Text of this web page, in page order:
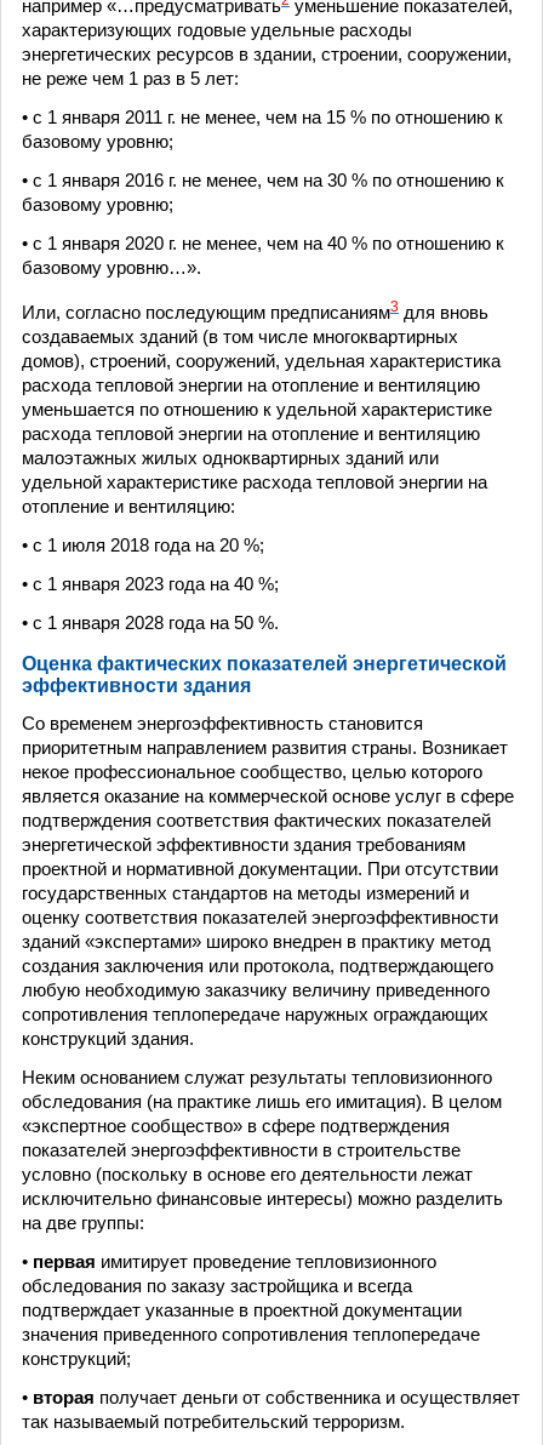
например «…предусматривать
уменьшение показателей,
характеризующих годовые удельные расходы
энергетических ресурсов в здании, строении, сооружении,
не реже чем 1 раз в 5 лет:
• с 1 января 2011 г. не менее, чем на 15 % по отношению к
базовому уровню;
• с 1 января 2016 г. не менее, чем на 30 % по отношению к
базовому уровню;
• с 1 января 2020 г. не менее, чем на 40 % по отношению к
базовому уровню…».
Или, согласно последующим предписаниям3 для вновь
создаваемых зданий (в том числе многоквартирных
домов), строений, сооружений, удельная характеристика
расхода теп­ловой энергии на отопление и вентиляцию
уменьшается по отношению к удельной характеристике
расхода тепловой энергии на отопление и вентиляцию
малоэтажных жилых одноквартирных зданий или
удельной характеристике расхода тепловой энергии на
отопление и вентиляцию:
• с 1 июля 2018 года на 20 %;
• с 1 января 2023 года на 40 %;
• с 1 января 2028 года на 50 %.
Оценка фактических показателей энергетической
эффективности здания
Со временем энергоэффективность становится
приоритетным направлением развития страны. Возникает
некое профессиональное сообщество, целью которого
является оказание на коммерческой основе услуг в сфере
подтверждения соответствия фактических показателей
энергетической эффективности здания требованиям
проектной и нормативной документации. При отсутствии
государственных стандартов на методы измерений и
оценку соответствия показателей энергоэффективности
зданий «экспертами» широко внедрен в практику метод
создания заключения или протокола, подтверждающего
любую необходимую заказчику величину приведенного
сопротивления теплопередаче наружных ограждающих
конструкций здания.
Неким основанием служат результаты тепловизионного
обследования (на практике лишь его имитация). В целом
«экспертное сообщество» в сфере подтверждения
показателей энергоэффективности в строительстве
условно (поскольку в основе его деятельности лежат
исключительно финансовые интересы) можно разделить
на две группы:
• первая имитирует проведение тепловизионного
обследования по заказу застройщика и всегда
подтверждает указанные в проектной документации
значения приведенного сопротивления теплопередаче
конструкций;
• вторая получает деньги от собственника и осуществляет
так называемый потребительский терроризм.